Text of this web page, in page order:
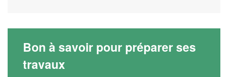
Bon à savoir pour préparer ses
travaux